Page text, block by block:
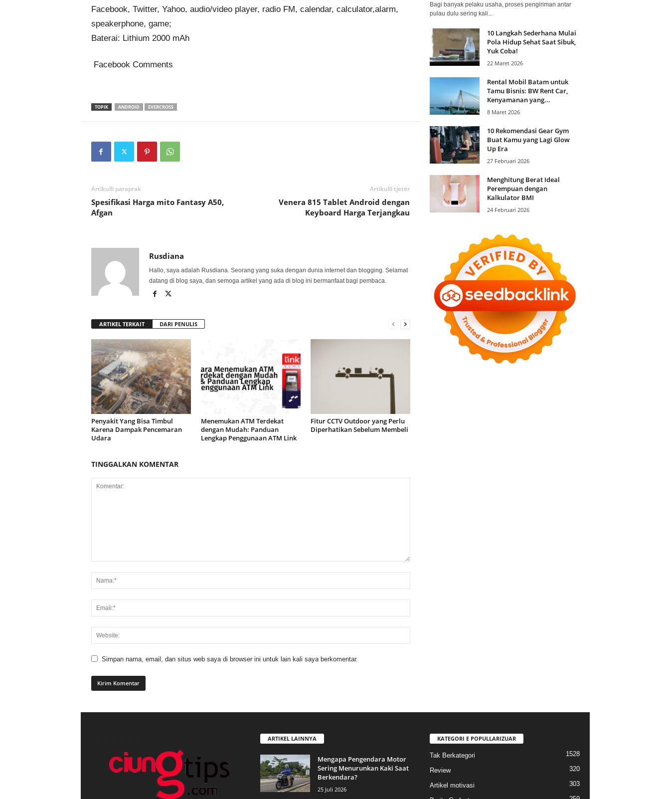
Facebook, Twitter, Yahoo, audio/video player, radio FM, calendar, calculator,alarm,
speakerphone, game;
Baterai: Lithium 2000 mAh
Facebook Comments
TOPIK ANDROID EVERCROSS
Artikulli paraprak
Spesifikasi Harga mito Fantasy A50,
Afgan
Artikulli tjetër
Venera 815 Tablet Android dengan
Keyboard Harga Terjangkau
Rusdiana
Hallo, saya adalah Rusdiana. Seorang yang suka dengan dunia internet dan blogging. Selamat
datang di blog saya, dan semoga artikel yang ada di blog ini bermanfaat bagi pembaca.
ARTIKEL TERKAIT DARI PENULIS
Penyakit Yang Bisa Timbul
Karena Dampak Pencemaran
Udara
Menemukan ATM Terdekat
dengan Mudah: Panduan
Lengkap Penggunaan ATM Link
Fitur CCTV Outdoor yang Perlu
Diperhatikan Sebelum Membeli
TINGGALKAN KOMENTAR
Simpan nama, email, dan situs web saya di browser ini untuk lain kali saya berkomentar.
Bagi banyak pelaku usaha, proses pengiriman antar
pulau dulu sering kali...
10 Langkah Sederhana Mulai
Pola Hidup Sehat Saat Sibuk,
Yuk Coba!
22 Maret 2026
Rental Mobil Batam untuk
Tamu Bisnis: BW Rent Car,
Kenyamanan yang...
8 Maret 2026
10 Rekomendasi Gear Gym
Buat Kamu yang Lagi Glow
Up Era
27 Februari 2026
Menghitung Berat Ideal
Perempuan dengan
Kalkulator BMI
24 Februari 2026
ARTIKEL LAINNYA
Mengapa Pengendara Motor
Sering Menurunkan Kaki Saat
Berkendara?
25 Juli 2026
KATEGORI E POPULLARIZUAR
Tak Berkategori 1528
Review 320
Artikel motivasi 303